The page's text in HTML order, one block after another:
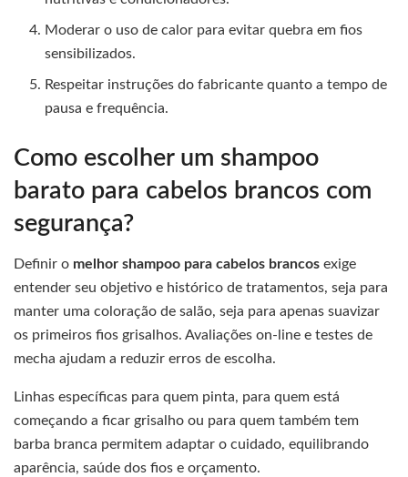
Moderar o uso de calor para evitar quebra em fios
sensibilizados.
Respeitar instruções do fabricante quanto a tempo de
pausa e frequência.
Como escolher um shampoo
barato para cabelos brancos com
segurança?
Definir o melhor shampoo para cabelos brancos exige
entender seu objetivo e histórico de tratamentos, seja para
manter uma coloração de salão, seja para apenas suavizar
os primeiros fios grisalhos. Avaliações on-line e testes de
mecha ajudam a reduzir erros de escolha.
Linhas específicas para quem pinta, para quem está
começando a ficar grisalho ou para quem também tem
barba branca permitem adaptar o cuidado, equilibrando
aparência, saúde dos fios e orçamento.